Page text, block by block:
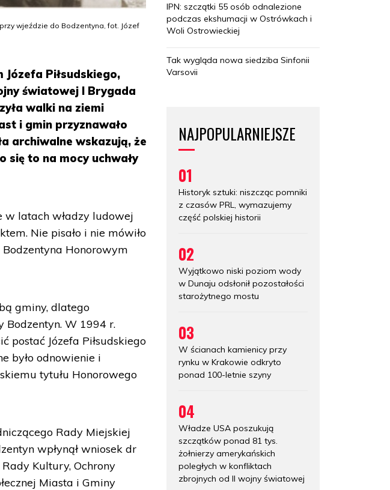
wjeździe do Bodzentyna, fot. Józef
Józefa Piłsudskiego,
światowej I Brygada
walki na ziemi
i gmin przyznawało
archiwalne wskazują, że
się to na mocy uchwały
w latach władzy ludowej
Nie pisało i nie mówiło
Honorowym
gminy, dlatego
Bodzentyn. W 1994 r.
postać Józefa Piłsudskiego
było odnowienie i
tytułu Honorowego
Rady Miejskiej
wpłynął wniosek dr
Kultury, Ochrony
Miasta i Gminy
IPN: szczątki 55 osób odnalezione
podczas ekshumacji w Ostrówkach i
Woli Ostrowieckiej
Tak wygląda nowa siedziba Sinfonii
Varsovii
NAJPOPULARNIEJSZE
01
Historyk sztuki: niszcząc pomniki
z czasów PRL, wymazujemy
część polskiej historii
02
Wyjątkowo niski poziom wody
w Dunaju odsłonił pozostałości
starożytnego mostu
03
W ścianach kamienicy przy
rynku w Krakowie odkryto
ponad 100-letnie szyny
04
Władze USA poszukują
szczątków ponad 81 tys.
żołnierzy amerykańskich
poległych w konfliktach
zbrojnych od II wojny światowej